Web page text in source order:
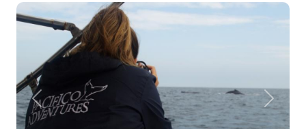
Previous Next